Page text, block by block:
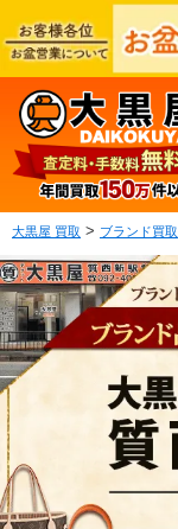
大黒屋 買取 > ブランド買取